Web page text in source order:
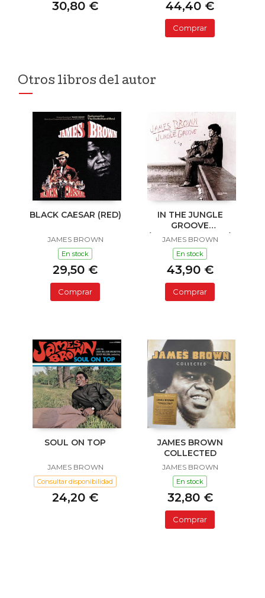
30,80 € 44,40 €
Comprar
Otros libros del autor
BLACK CAESAR (RED)
JAMES BROWN
En stock
29,50 €
Comprar
IN THE JUNGLE
GROOVE
(COLOURED VINYL)
JAMES BROWN
En stock
43,90 €
Comprar
SOUL ON TOP
JAMES BROWN
Consultar disponibilidad
24,20 €
JAMES BROWN
COLLECTED
JAMES BROWN
En stock
32,80 €
Comprar